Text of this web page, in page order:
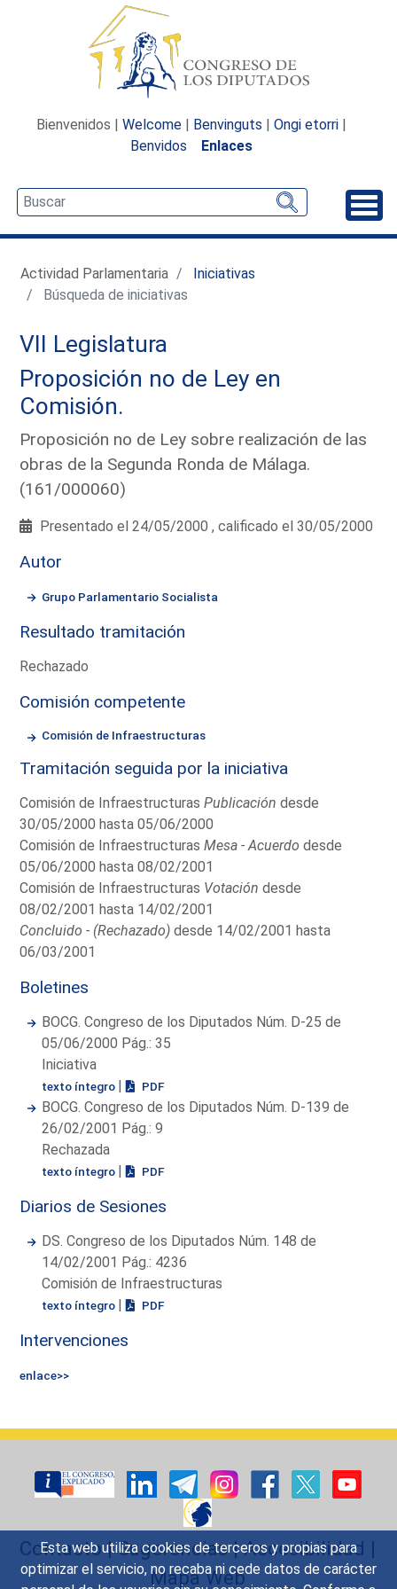
Esta web utiliza cookies de terceros y propias para
optimizar el servicio, no recaba ni cede datos de carácter
Bienvenidos | Welcome | Benvinguts | Ongi etorri |
Benvidos
Enlaces
Actividad Parlamentaria
Iniciativas
Búsqueda de iniciativas
VII Legislatura
Proposición no de Ley en
Comisión.
Proposición no de Ley sobre realización de las
obras de la Segunda Ronda de Málaga.
(161/000060)
Presentado el 24/05/2000 , calificado el 30/05/2000
Autor
Grupo Parlamentario Socialista
Resultado tramitación
Rechazado
Comisión competente
Comisión de Infraestructuras
Tramitación seguida por la iniciativa
Comisión de InfraestructurasPublicación desde
30/05/2000 hasta 05/06/2000
Comisión de InfraestructurasMesa - Acuerdo desde
05/06/2000 hasta 08/02/2001
Comisión de Infraestructuras Votación desde
08/02/2001 hasta 14/02/2001
Concluido - (Rechazado) desde 14/02/2001 hasta
06/03/2001
Boletines
BOCG. Congreso de los Diputados Núm. D-25 de
05/06/2000 Pág.: 35
Iniciativa
texto íntegro | PDF
BOCG. Congreso de los Diputados Núm. D-139 de
26/02/2001 Pág.: 9
Rechazada
texto íntegro | PDF
Diarios de Sesiones
DS. Congreso de los Diputados Núm. 148 de
14/02/2001 Pág.: 4236
Comisión de Infraestructuras
texto íntegro | PDF
Intervenciones
enlace>>
Contacto|Sugerencias|Accesibilidad |
Mapa Web